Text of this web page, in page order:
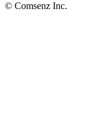
© Comsenz Inc.